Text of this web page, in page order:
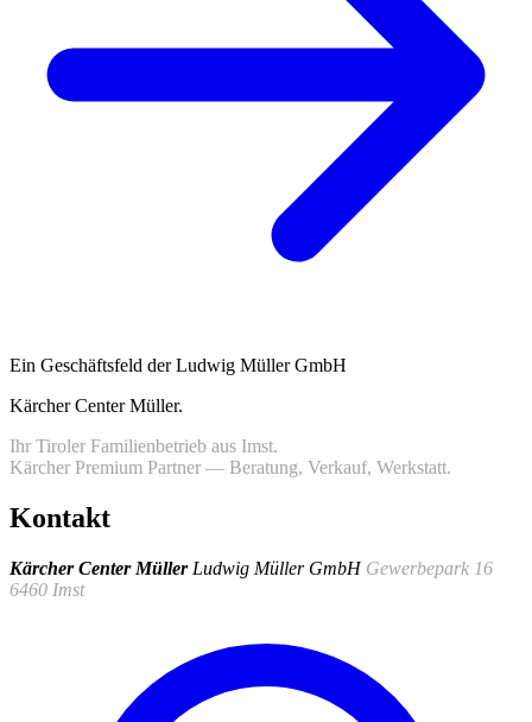
Ein Geschäftsfeld der Ludwig Müller GmbH
Kärcher Center Müller.
Ihr Tiroler Familienbetrieb aus Imst.
Kärcher Premium Partner — Beratung, Verkauf, Werkstatt.
Kontakt
Kärcher Center Müller Ludwig Müller GmbH Gewerbepark 16
6460 Imst